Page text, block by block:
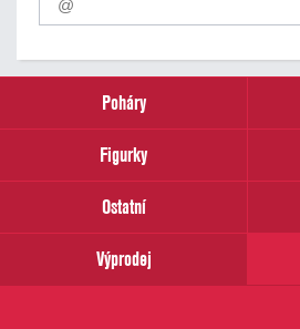
odběr
našich
email
Poháry
Figurky
Ostatní
Výprodej